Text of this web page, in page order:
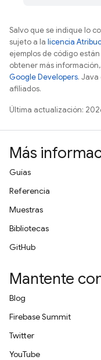
Salvo que se indique lo
sujeto a la licencia
ejemplos de código
obtener más
Google Developers.
afiliados.
Última actualización:
Más
Guías
Referencia
Muestras
Bibliotecas
GitHub
Mantente
Blog
Firebase Summit
Twitter
YouTube